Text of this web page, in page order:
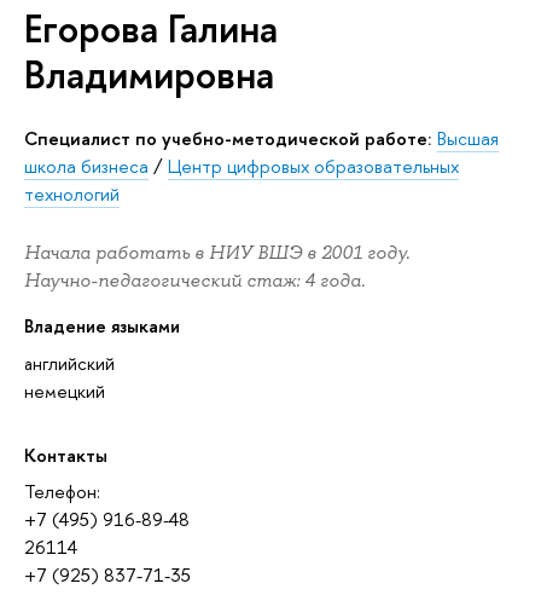
Егорова Галина
Владимировна
Специалист по учебно-методической работе: Высшая
школа бизнеса /Центр цифровых образовательных
технологий
Начала работать в НИУ ВШЭ в 2001 году.
Научно-педагогический стаж: 4 года.
Владение языками
английский
немецкий
Контакты
Телефон:
+7 (495) 916-89-48
26114
+7 (925) 837-71-35